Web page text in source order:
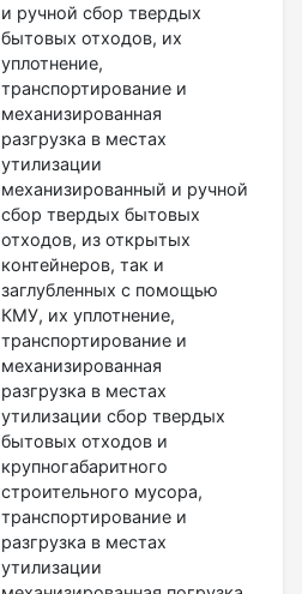
и ручной сбор твердых
бытовых отходов, их
уплотнение,
транспортирование и
механизированная
разгрузка в местах
утилизации
механизированный и ручной
сбор твердых бытовых
отходов, из открытых
контейнеров, так и
заглубленных с помощью
КМУ, их уплотнение,
транспортирование и
механизированная
разгрузка в местах
утилизации сбор твердых
бытовых отходов и
крупногабаритного
строительного мусора,
транспортирование и
разгрузка в местах
утилизации